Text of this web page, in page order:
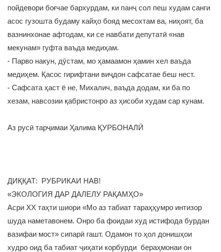
пойдевори боғчае бархурдам, ки панҷ сол пеш худам санги
асос гузошта будаму кайҳо бояд месохтам ва, ниҳоят, ба
вазнинхонае афтодам, ки се навбати депутатӣ «нав
мекунам» гуфта ваъда медиҳам.
- Парво накун, дӯстам, мо ҳамаамон ҳамин хел ваъда
медиҳем. Қасос гирифтани виҷдон сафсатае беш нест.
- Сафсата ҳаст ё не, Михалич, ваъда додам, ки ба по
хезам, навсозии қабристонро аз ҳисоби худам сар кунам.
Аз русӣ тарҷимаи Ҳалима ҚУРБОНАЛӢ
ДИҚҚАТ: РУБРИКАИ НАВ!
«ЭКОЛОГИЯ ДАР ДАЛЕЛУ РАҚАМҲО»
Асри ХХ таҳти шиори «Мо аз табиат тараҳҳумро интизор
шуда наметавонем. Онро ба фоидаи худ истифода бурдан
вазифаи мост» сипарӣ гашт. Одамон то ҳол донишҳои
худро оид ба табиат ҷиҳати корбурди бераҳмонаи он